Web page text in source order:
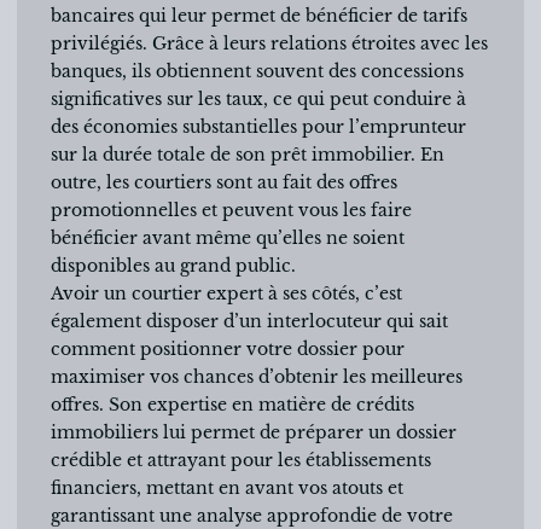
bancaires qui leur permet de bénéficier de tarifs
privilégiés. Grâce à leurs relations étroites avec les
banques, ils obtiennent souvent des concessions
significatives sur les taux, ce qui peut conduire à
des économies substantielles pour l’emprunteur
sur la durée totale de son prêt immobilier. En
outre, les courtiers sont au fait des offres
promotionnelles et peuvent vous les faire
bénéficier avant même qu’elles ne soient
disponibles au grand public.
Avoir un courtier expert à ses côtés, c’est
également disposer d’un interlocuteur qui sait
comment positionner votre dossier pour
maximiser vos chances d’obtenir les meilleures
offres. Son expertise en matière de crédits
immobiliers lui permet de préparer un dossier
crédible et attrayant pour les établissements
financiers, mettant en avant vos atouts et
garantissant une analyse approfondie de votre